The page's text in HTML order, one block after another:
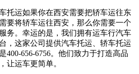
托运如果你在西安需要把轿车运往东
要将轿车运往西安，那么你需要一个
务。幸运的是，我们拥有运车行汽车
，这家公司提供汽车托运、轿车托运
400-656-6756。他们致力于打造高品
让运车更简单。